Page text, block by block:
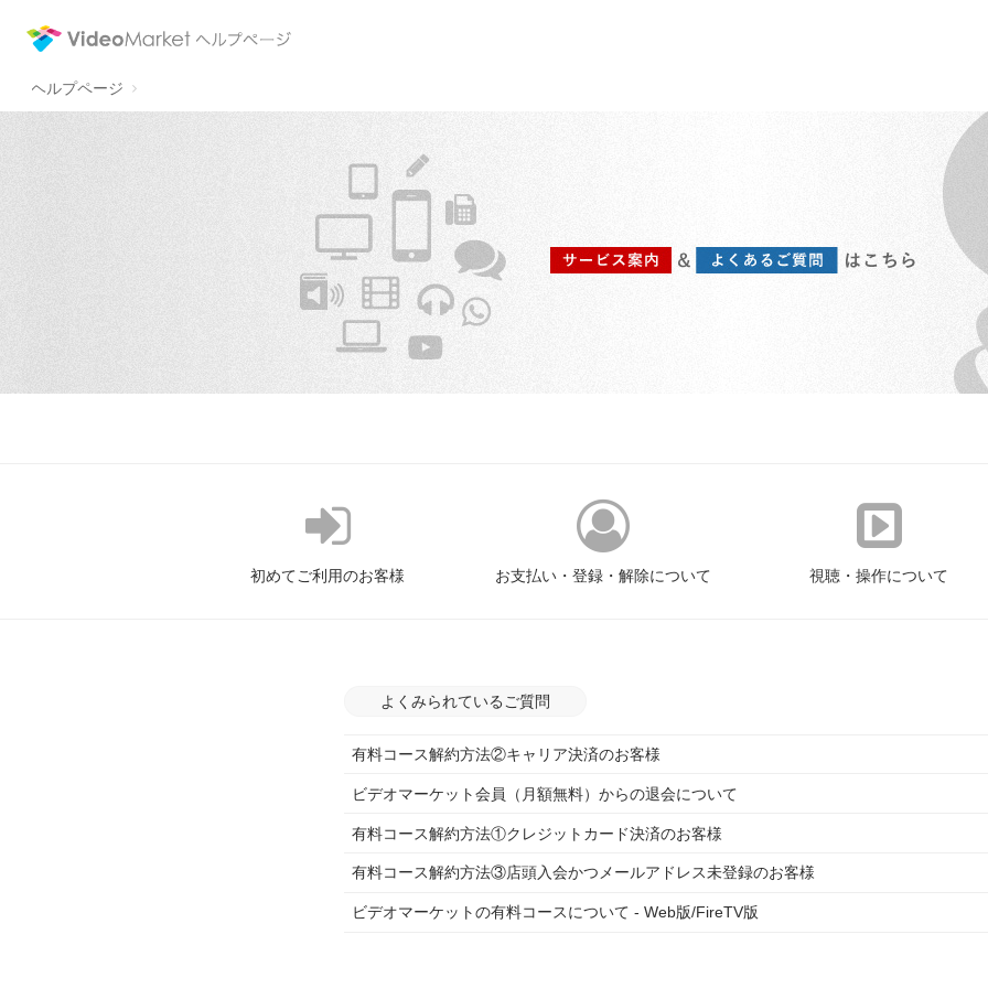
ヘルプページ|ネット動画配信サービスのビデオマーケット
ネット動画配信サービスビデオマーケットのヘルプページです。
ヘルプページ
初めてご利用のお客様 お支払い・登録・解除について 視聴・操作について
よくみられているご質問
有料コース解約方法②キャリア決済のお客様
ビデオマーケット会員（月額無料）からの退会について
有料コース解約方法①クレジットカード決済のお客様
有料コース解約方法③店頭入会かつメールアドレス未登録のお客様
ビデオマーケットの有料コースについて - Web版/FireTV版